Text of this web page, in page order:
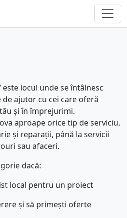
este locul unde se întâlnesc
ajutor cu cei care oferă
și în împrejurimi.
aproape orice tip de serviciu,
și reparații, până la servicii
sau afaceri.
dacă:
local pentru un proiect
și să primești oferte